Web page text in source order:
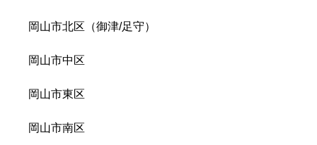
岡山市北区（御津/足守）
岡山市中区
岡山市東区
岡山市南区